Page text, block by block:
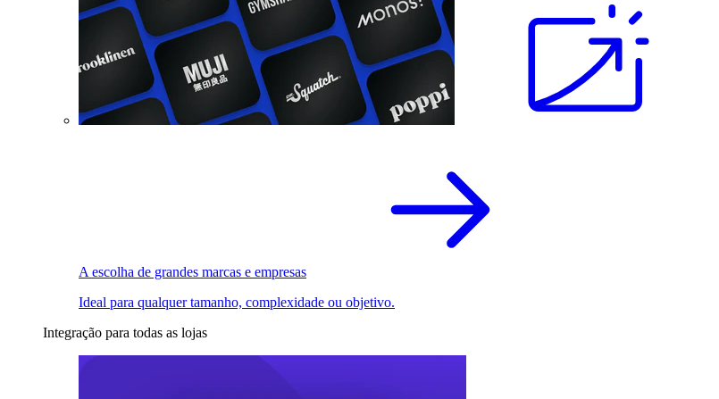
A escolha de grandes marcas e empresas
Ideal para qualquer tamanho, complexidade ou objetivo.
Integração para todas as lojas